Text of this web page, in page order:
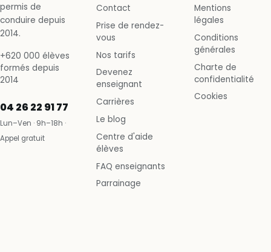
permis de
conduire depuis
2014.
+620 000 élèves
formés depuis
2014
04 26 22 91 77
Lun–Ven · 9h–18h ·
Appel gratuit
Contact
Prise de rendez-
vous
Nos tarifs
Devenez
enseignant
Carrières
Le blog
Centre d'aide
élèves
FAQ enseignants
Parrainage
Mentions
légales
Conditions
générales
Charte de
confidentialité
Cookies